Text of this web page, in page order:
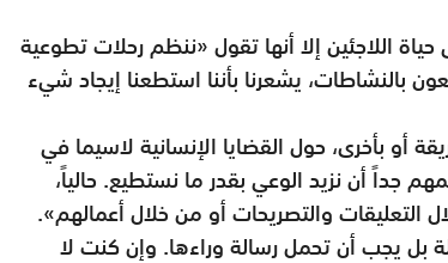
اللاجئين إلا أنها تقول «ننظم رحلات تطوعية
بالنشاطات، يشعرنا بأننا استطعنا إيجاد شيء
أو بأخرى، حول القضايا الإنسانية لاسيما في
جداً أن نزيد الوعي بقدر ما نستطيع. حالياً،
والتصريحات أو من خلال أعمالهم».
بل يجب أن تحمل رسالة وراءها. وإن كنت لا